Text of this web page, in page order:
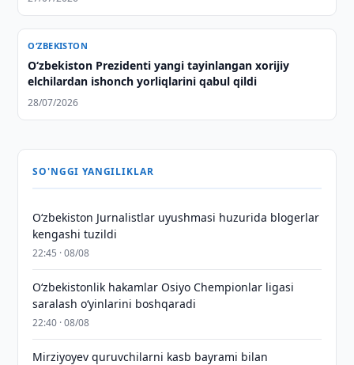
O‘ZBEKISTON
Oʻzbekiston Prezidenti yangi tayinlangan xorijiy
elchilardan ishonch yorliqlarini qabul qildi
28/07/2026
SO'NGGI YANGILIKLAR
O‘zbekiston Jurnalistlar uyushmasi huzurida blogerlar
kengashi tuzildi
22:45 · 08/08
O‘zbekistonlik hakamlar Osiyo Chempionlar ligasi
saralash o‘yinlarini boshqaradi
22:40 · 08/08
Mirziyoyev quruvchilarni kasb bayrami bilan